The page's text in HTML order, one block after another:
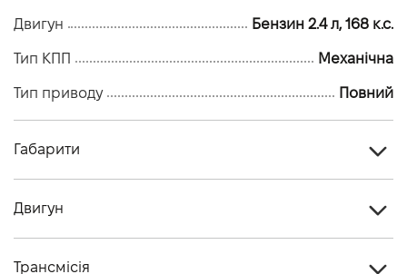
Двигун Бензин 2.4 л, 168 к.с.
Тип КПП Механічна
Тип приводу Повний
Габарити
Кiлькiсть мiсць, шт
Двигун
Трансмісія